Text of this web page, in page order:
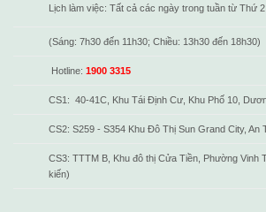
Lịch làm việc: Tất cả các ngày trong tuần từ Thứ
(Sáng: 7h30 đến 11h30; Chiều: 13h30 đến 18h30)
Hotline:1900 3315
CS1: 40-41C, Khu Tái Định Cư, Khu Phố 10,
CS2: S259 - S354 Khu Đô Thị Sun Grand City, An
CS3: TTTM B, Khu đô thị Cửa Tiền, Phường Vinh
kiến)